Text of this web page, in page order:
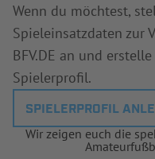
Wenn du möchtest,
Spieleinsatzdaten zur
BFV.DE an und
Spielerprofil.
SPIELERPROFIL
Wir zeigen euch die